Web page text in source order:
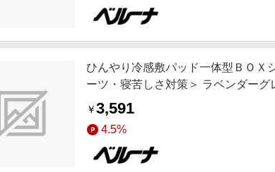
ひんやり冷感敷パッド一体型ＢＯＸ
ーツ・寝苦しさ対策＞ ラベンダー
感 SNS,インテリア,お薦め商品,ロン
￥3,591
4.5%